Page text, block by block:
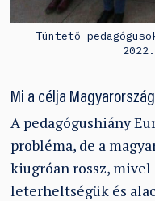
Tüntető
Mi a célja
A pedagógushiány
probléma, de a
kiugróan rossz, mivel
leterheltségük és